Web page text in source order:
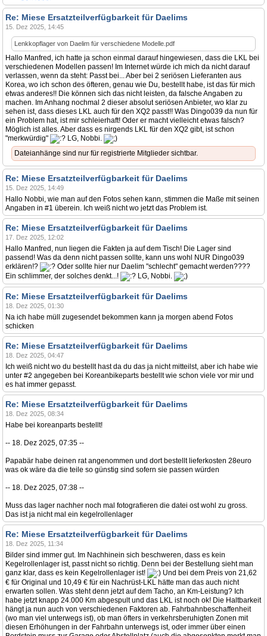
Re: Miese Ersatzteilverfügbarkeit für Daelims
15. Dez 2025, 14:45
Lenkkopflager von Daelim für verschiedene Modelle.pdf
Hallo Manfred, ich hatte ja schon einmal darauf hingewiesen, dass die LKL bei
verschiedenen Modellen passen! Im Internet würde ich mich da nicht darauf
verlassen, wenn da steht: Passt bei... Aber bei 2 seriösen Lieferanten aus
Korea, wo ich schon des öfteren, genau wie Du, bestellt habe, ist das für mich
etwas anderes!! Die können sich das nicht leisten, da falsche Angaben zu
machen. Im Anhang nochmal 2 dieser absolut seriösen Anbieter, wo klar zu
sehen ist, dass dieses LKL auch für den XQ2 passt!! Was Dingo039 da nun für
ein Problem hat, ist mir schleierhaft! Oder er macht vielleicht etwas falsch?
Möglich ist alles. Aber dass es nirgends LKL für den XQ2 gibt, ist schon
"merkwürdig"
LG, Nobbi.
Dateianhänge sind nur für registrierte Mitglieder sichtbar.
Re: Miese Ersatzteilverfügbarkeit für Daelims
15. Dez 2025, 14:49
Hallo Nobbi, wie man auf den Fotos sehen kann, stimmen die Maße mit seinen
Angaben in #1 überein. Ich weiß nicht wo jetzt das Problem ist.
Re: Miese Ersatzteilverfügbarkeit für Daelims
17. Dez 2025, 12:02
Hallo Manfred, nun liegen die Fakten ja auf dem Tisch! Die Lager sind
passend! Was da denn nicht passen sollte, kann uns wohl NUR Dingo039
erklären!?
Oder sollte hier nur Daelim "schlecht" gemacht werden????
Ein schlimmer, der solches denkt...!
LG, Nobbi.
Re: Miese Ersatzteilverfügbarkeit für Daelims
18. Dez 2025, 01:30
Na ich habe müll zugesendet bekommen kann ja morgen abend Fotos
schicken
Re: Miese Ersatzteilverfügbarkeit für Daelims
18. Dez 2025, 04:47
Ich weiß nicht wo du bestellt hast da du das ja nicht mitteilst, aber ich habe wie
unter #2 angegeben bei Koreanbikeparts bestellt wie schon viele vor mir und
es hat immer gepasst.
Re: Miese Ersatzteilverfügbarkeit für Daelims
18. Dez 2025, 08:34
Habe bei koreanparts bestellt!
-- 18. Dez 2025, 07:35 --
Papabär habe deinen rat angenommen und dort bestellt lieferkosten 28euro
was ok wäre da die teile so günstig sind sofern sie passen würden
-- 18. Dez 2025, 07:38 --
Muss das lager nachher noch mal fotografieren die datei ost wohl zu gross.
Das ist ja nicht mal ein kegelrollenlager
Re: Miese Ersatzteilverfügbarkeit für Daelims
18. Dez 2025, 11:34
Bilder sind immer gut. Im Nachhinein sich beschweren, dass es kein
Kegelrollenlager ist, passt nicht so richtig. Denn bei der Bestellung sieht man
ganz klar, dass es kein Kegelrollenlager ist!
Und bei dem Preis von 21,62
€ für Original und 10,49 € für ein Nachrüst-LKL hätte man das auch nicht
erwarten sollen. Was steht denn jetzt auf dem Tacho, an Km-Leistung? Ich
habe jetzt knapp 24.000 Km abgespult und das LKL ist noch ok! Die Haltbarkeit
hängt ja nun auch von verschiedenen Faktoren ab. Fahrbahnbeschaffenheit
(wo man viel unterwegs ist), ob man öfters in verkehrsberuhigten Zonen mit
diesen Erhöhungen in der Fahrbahn unterwegs ist, oder immer über einen